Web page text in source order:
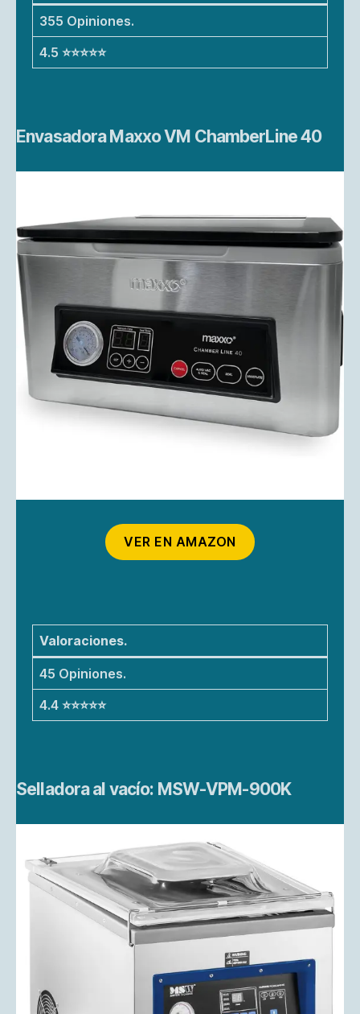
355 Opiniones.
4.5 ⭐⭐⭐⭐⭐
Envasadora Maxxo VM ChamberLine 40
VER EN AMAZON
Valoraciones.
45 Opiniones.
4.4 ⭐⭐⭐⭐⭐
Selladora al vacío: MSW-VPM-900K